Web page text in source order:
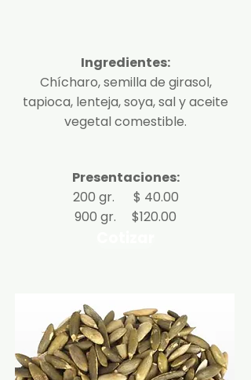
Ingredientes:
Chícharo, semilla de girasol,
tapioca, lenteja, soya, sal y aceite
vegetal comestible.
Presentaciones:
200 gr. $ 40.00
900 gr. $120.00